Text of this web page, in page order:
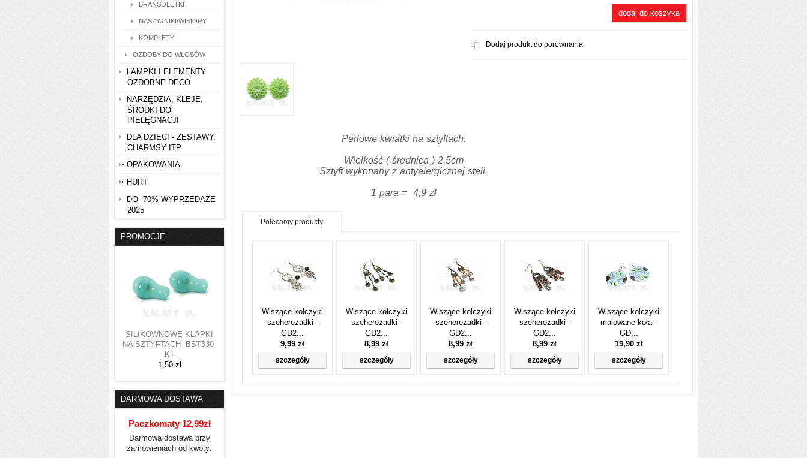
BRANSOLETKI
NASZYJNIKI/WISIORY
KOMPLETY
OZDOBY DO WŁOSÓW
LAMPKI I ELEMENTY
OZDOBNE DECO
NARZĘDZIA, KLEJE,
ŚRODKI DO
PIELĘGNACJI
DLA DZIECI - ZESTAWY,
CHARMSY ITP
OPAKOWANIA
HURT
DO -70% WYPRZEDAŻE
2025
PROMOCJE
SILIKOWNOWE KLAPKI
NA SZTYFTACH -BST339-
K1
1,50 zł
DARMOWA DOSTAWA
Paczkomaty 12,99zł
Darmowa dostawa przy
zamówieniach od kwoty:
dodaj do koszyka
Dodaj produkt do porównania
Perłowe kwiatki na sztyftach.
Wielkość ( średnica ) 2,5cm
Sztyft wykonany z antyalergicznej stali.
1 para = 4,9 zł
Polecamy produkty
Wiszące kolczyki
szeherezadki -
GD2...
9,99 zł
szczegóły
Wiszące kolczyki
szeherezadki -
GD2...
8,99 zł
szczegóły
Wiszące kolczyki
szeherezadki -
GD2...
8,99 zł
szczegóły
Wiszące kolczyki
szeherezadki -
GD2...
8,99 zł
szczegóły
Wiszące kolczyki
malowane koła -
GD...
19,90 zł
szczegóły